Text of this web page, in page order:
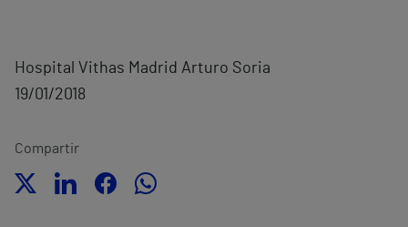
Hospital Vithas Madrid Arturo Soria
19/01/2018
Compartir